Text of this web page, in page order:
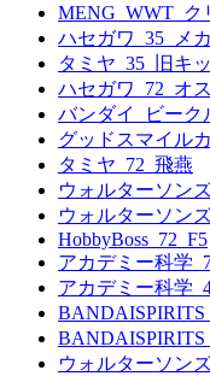
MENG_WWT_ク
ハセガワ_35_メ
タミヤ_35_旧キ
ハセガワ_72_オ
バンダイ_ビーク
グッドスマイル
タミヤ_72_飛燕
ウォルターソン
ウォルターソン
HobbyBoss_72_F5
アカデミー科学
アカデミー科学
ウォルターソン